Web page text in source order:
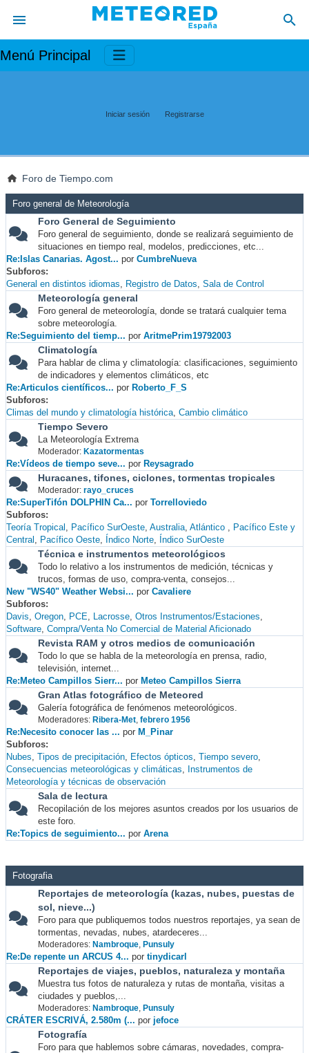
Menú Principal
Iniciar sesión Registrarse
Foro de Tiempo.com
Foro general de Meteorología
Foro General de Seguimiento
Foro general de seguimiento, donde se realizará seguimiento de
situaciones en tiempo real, modelos, predicciones, etc...
Re:Islas Canarias. Agost... por CumbreNueva
Subforos
General en distintos idiomas
Registro de Datos Sala de Control
Meteorología general
Foro general de meteorología, donde se tratará cualquier tema
sobre meteorología.
Re:Seguimiento del tiemp... por AritmePrim19792003
Climatología
Para hablar de clima y climatología: clasificaciones, seguimiento
de indicadores y elementos climáticos, etc
Re:Articulos científicos... por Roberto_F_S
Subforos
Climas del mundo y climatología histórica Cambio climático
Tiempo Severo
La Meteorología Extrema
Moderador: Kazatormentas
Re:Vídeos de tiempo seve... por Reysagrado
Huracanes, tifones, ciclones, tormentas tropicales
Moderador: rayo_cruces
Re:SuperTifón DOLPHIN Ca... por Torrelloviedo
Subforos
Teoría Tropical
Pacífico SurOeste Australia Atlántico
Pacífico Este y
Central
Pacífico Oeste Índico Norte Índico SurOeste
Técnica e instrumentos meteorológicos
Todo lo relativo a los instrumentos de medición, técnicas y
trucos, formas de uso, compra-venta, consejos...
New "WS40" Weather Websi... por Cavaliere
Subforos
Davis Oregon PCE Lacrosse Otros Instrumentos/Estaciones
Software Compra/Venta No Comercial de Material Aficionado
Revista RAM y otros medios de comunicación
Todo lo que se habla de la meteorología en prensa, radio,
televisión, internet...
Re:Meteo Campillos Sierr... por Meteo Campillos Sierra
Gran Atlas fotográfico de Meteored
Galería fotográfica de fenómenos meteorológicos.
Moderadores: Ribera-Met, febrero 1956
Re:Necesito conocer las ... por M_Pinar
Subforos
Nubes Tipos de precipitación Efectos ópticos Tiempo severo
Consecuencias meteorológicas y climáticas
Instrumentos de
Meteorología y técnicas de observación
Sala de lectura
Recopilación de los mejores asuntos creados por los usuarios de
este foro.
Re:Topics de seguimiento... por Arena
Fotografia
Reportajes de meteorología (kazas, nubes, puestas de
sol, nieve...)
Foro para que publiquemos todos nuestros reportajes, ya sean de
tormentas, nevadas, nubes, atardeceres...
Moderadores: Nambroque, Punsuly
Re:De repente un ARCUS 4... por tinydicarl
Reportajes de viajes, pueblos, naturaleza y montaña
Muestra tus fotos de naturaleza y rutas de montaña, visitas a
ciudades y pueblos,...
Moderadores: Nambroque, Punsuly
CRÁTER ESCRIVÁ, 2.580m (... por jefoce
Fotografía
Foro para que hablemos sobre cámaras, novedades, compra-